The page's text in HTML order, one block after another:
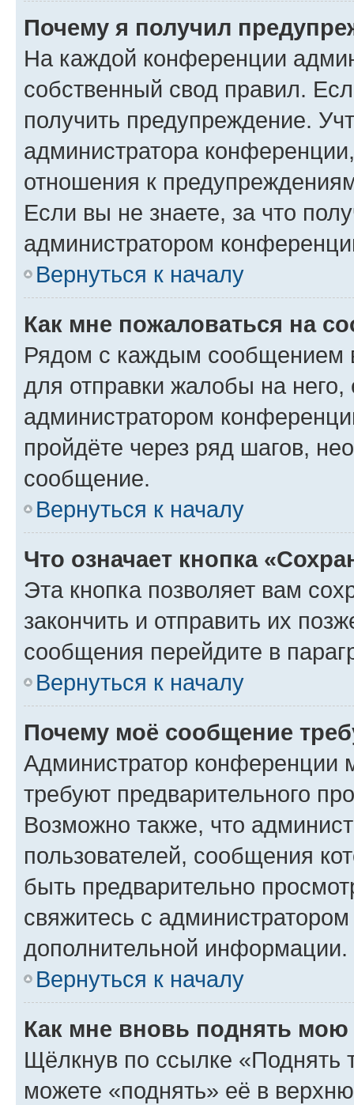
Почему я получил
На каждой конференции
собственный свод правил.
получить предупреждение.
администратора
отношения к
Если вы не знаете, за что
администратором
Вернуться к началу
Как мне пожаловаться на
Рядом с каждым сообщением
для отправки жалобы на
администратором
пройдёте через ряд шагов,
сообщение.
Вернуться к началу
Что означает кнопка
Эта кнопка позволяет вам
закончить и отправить их
сообщения перейдите в
Вернуться к началу
Почему моё сообщение
Администратор конференции
требуют предварительного
Возможно также, что
пользователей, сообщения
быть предварительно
свяжитесь с
дополнительной информации.
Вернуться к началу
Как мне вновь поднять мою
Щёлкнув по ссылке «Поднять
можете «поднять» её в